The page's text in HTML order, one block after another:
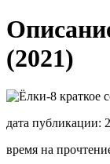
(2021)
дата публикации:
время на